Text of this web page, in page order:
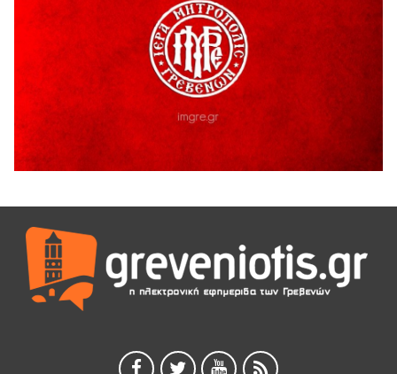
Διακοπή υδροδότησης του Α΄ κλάδου ύδρευσης
5 Αυγούστου 2026
Η Marseaux στα Γρεβενά για μια μοναδική συναυλία
Θερινό Σινεμά στο πλαίσιο του «Πολιτιστικού
Καλοκαιριού 2026» με την βραβευμένη ταινία «Μικρές
Ανάσες».
εξοπλισμού γυμναστηρίου
5 Αυγούστου 2026
ΑΗ ΛΑΟΣ | 5 Αυγούστου | Υπαίθριο Θέατρο “Καστράκι”,
Γρεβενά
5 Αυγούστου 2026
5 Αυγούστου 2026